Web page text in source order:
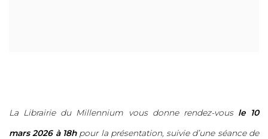
La Librairie du Millennium vous donne rendez-vous le 10
mars 2026 à 18hpour la présentation, suivie d’une séance de